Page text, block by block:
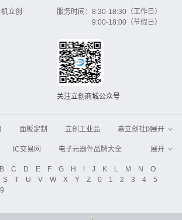
立创
服务时间： 8:30-18:30（工作日）
9:00-18:00（节假日）
关注立创商城公众号
面板定制 立创工业品
嘉立创社区
嘉立创FPC 嘉立创PCB
嘉立创FA
LCSC
ZXHPCB
展开
IC交易网
电子元器件品牌大全
智能电网 机电设备
电子工程网
电子技术应用 21icsearch
电子展
IC电子网 锂电池 集成灶
展开
B C D E F G H I J K L M N
O
S T U V W X Y Z 0 1 2 3 4
5
9